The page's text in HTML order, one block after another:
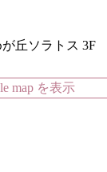
丘ソラトス 3F
map を表示